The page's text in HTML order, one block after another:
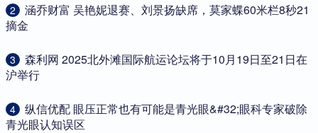
2
​涵乔财富 吴艳妮退赛、刘景扬缺席，莫家蝶60米栏8秒21
摘金
3
​森利网 2025北外滩国际航运论坛将于10月19日至21日在
沪举行
4
​纵信优配 眼压正常也有可能是青光眼&#32;眼科专家破除
青光眼认知误区